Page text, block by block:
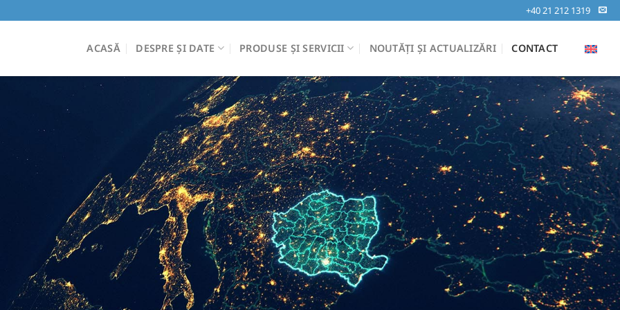
+40 21 212 1319
ACASĂ DESPRE ȘI DATE PRODUSE ȘI SERVICII NOUTĂȚI ȘI ACTUALIZĂRI CONTACT